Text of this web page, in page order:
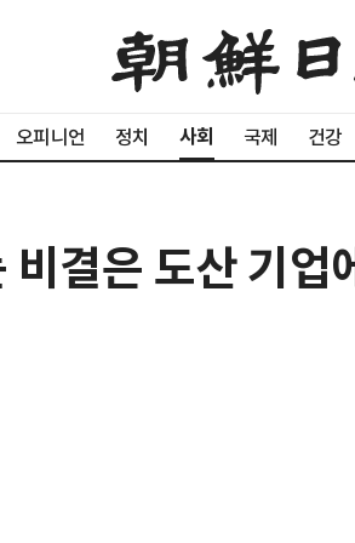
오피니언 정치 사회 국제 건강
결은 도산 기업